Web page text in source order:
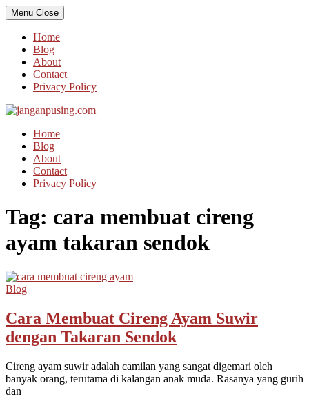
Skip
to
content
Menu Close
Home
Blog
About
Contact
Privacy Policy
Home
Blog
About
Contact
Privacy Policy
Tag: cara membuat cireng
ayam takaran sendok
Blog
Cara Membuat Cireng Ayam Suwir
dengan Takaran Sendok
Cireng ayam suwir adalah camilan yang sangat digemari oleh
banyak orang, terutama di kalangan anak muda. Rasanya yang gurih
dan